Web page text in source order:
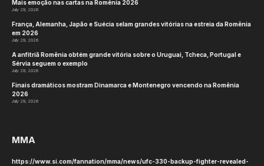
Mais emoção nas cartas na Romênia 2026
July 29, 2026
França, Alemanha, Japão e Suécia selam grandes vitórias na estreia da Romênia
em 2026
July 29, 2026
A anfitriã Romênia obtém grande vitória sobre o Uruguai, Tcheca, Portugal e
Sérvia seguem o exemplo
July 29, 2026
Finais dramáticos mostram Dinamarca e Montenegro vencendo na Romênia
2026
July 29, 2026
MMA
https://www.si.com/fannation/mma/news/ufc-330-backup-fighter-revealed-